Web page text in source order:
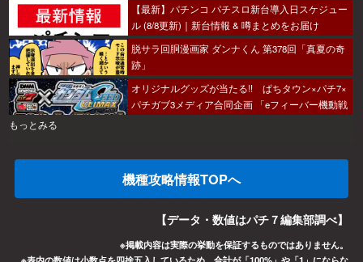
【最新】パチンコ パチスロ新台導入日スケジュー
ル (8/8更新)｜新台情報 & 噂まとめをお届け
脱サラ回胴漫画家 ダンナくん 第378回「真夏の奇
跡」
オリジナルグッズが当たる!! ぱちタウン×パチ7×
パチガブ3メディア合同企画 「eフィーバー機動戦
もっとみる
機種攻略情報TOPへ
【データ・数値はパチ７編集部調べ】
※掲載内容は実際の挙動を保証するものではありません。